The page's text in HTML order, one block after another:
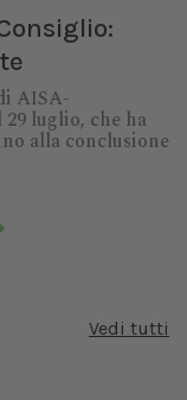
AISA-
29 luglio, che ha
alla conclusione
Vedi tutti